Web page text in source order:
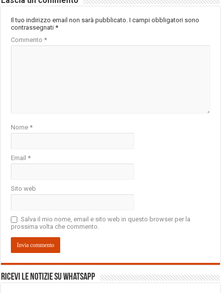
Il tuo indirizzo email non sarà pubblicato. I campi obbligatori sono
contrassegnati*
Commento*
Nome*
Email*
Sito web
Salva il mio nome, email e sito web in questo browser per la
prossima volta che commento.
Ricevi le notizie su Whatsapp